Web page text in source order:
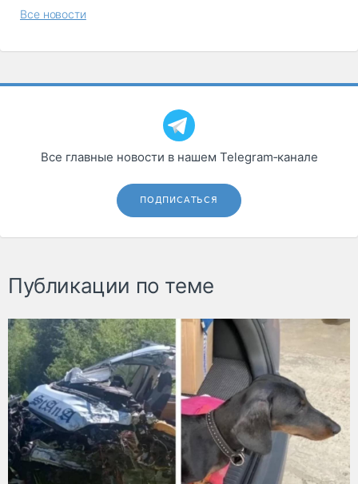
Все новости
Все главные новости в нашем Telegram‑канале
ПОДПИСАТЬСЯ
Публикации по теме